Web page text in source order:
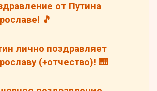
от Путина
🎵
лично поздравляет
(+отчество)! 🎹